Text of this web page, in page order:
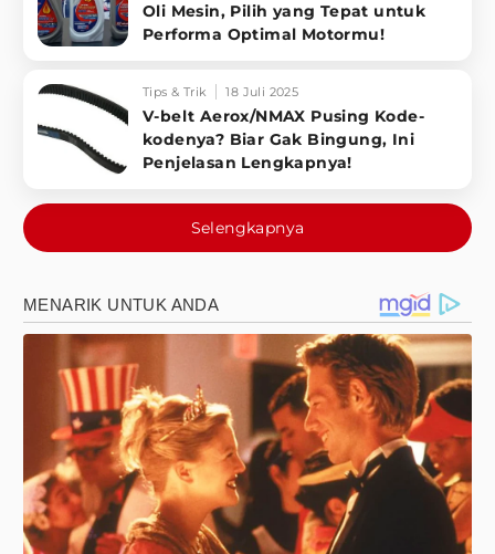
Oli Mesin, Pilih yang Tepat untuk
Performa Optimal Motormu!
Tips & Trik 18 Juli 2025
V-belt Aerox/NMAX Pusing Kode-
kodenya? Biar Gak Bingung, Ini
Penjelasan Lengkapnya!
Selengkapnya